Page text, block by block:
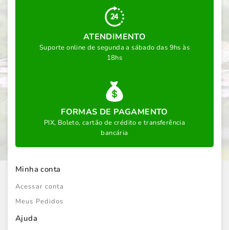
ATENDIMENTO
Suporte online de segunda a sábado das 9hs às
18hs
FORMAS DE PAGAMENTO
PIX, Boleto, cartão de crédito e transferência
bancária
Minha conta
Acessar conta
Meus Pedidos
Ajuda